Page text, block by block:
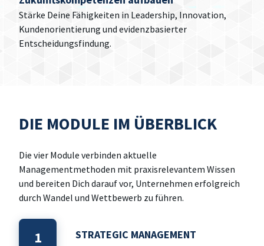
Stärke Deine Fähigkeiten in Leadership, Innovation,
Kundenorientierung und evidenzbasierter
Entscheidungsfindung.
DIE MODULE IM ÜBERBLICK
Die vier Module verbinden aktuelle
Managementmethoden mit praxisrelevantem Wissen
und bereiten Dich darauf vor, Unternehmen erfolgreich
durch Wandel und Wettbewerb zu führen.
1 STRATEGIC MANAGEMENT